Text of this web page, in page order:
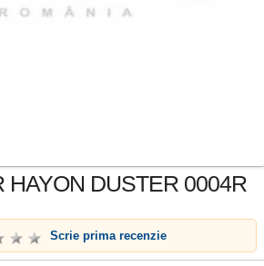
HAYON DUSTER 0004R
Scrie prima recenzie